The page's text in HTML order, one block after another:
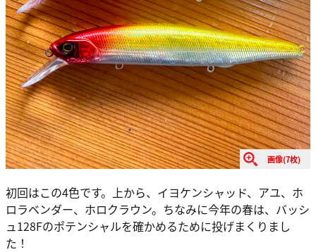
画像(7枚)
初回はこの4色です。上から、イヨケンシャッド、アユ、ホ
ロラベンダー、ホロクラウン。ちなみに今年の春は、バッシ
ュ128Fのポテンシャルを確かめるために投げまくりまし
た！